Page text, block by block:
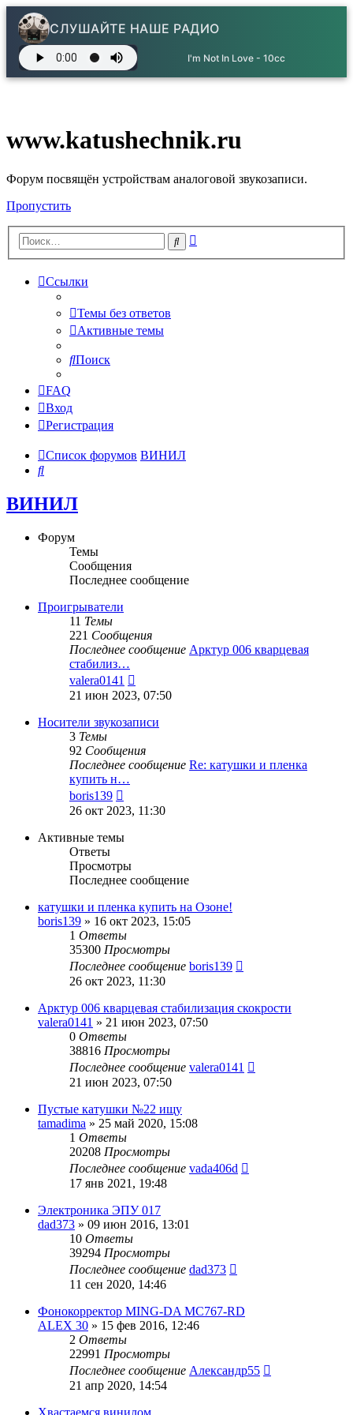
СЛУШАЙТЕ НАШЕ РАДИО
I'm Not In Love - 10cc
www.katushechnik.ru
Форум посвящён устройствам аналоговой звукозаписи.
Пропустить
Поиск
Ссылки
Темы без ответов
Активные темы
Поиск
FAQ
Вход
Регистрация
Список форумов ВИНИЛ
Поиск
ВИНИЛ
Форум
Темы
Сообщения
Последнее сообщение
Проигрыватели
11 Темы
221 Сообщения
Последнее сообщение Арктур 006 кварцевая
стабилиз…
valera0141
к
последнему
сообщению
21 июн 2023, 07:50
Носители звукозаписи
3 Темы
92 Сообщения
Последнее сообщение Re: катушки и пленка
купить н…
boris139
к
последнему
сообщению
26 окт 2023, 11:30
Активные темы
Ответы
Просмотры
Последнее сообщение
катушки и пленка купить на Озоне!
boris139 » 16 окт 2023, 15:05
1 Ответы
35300 Просмотры
Последнее сообщение boris139
26 окт 2023, 11:30
Арктур 006 кварцевая стабилизация скокрости
valera0141 » 21 июн 2023, 07:50
0 Ответы
38816 Просмотры
Последнее сообщение valera0141
21 июн 2023, 07:50
Пустые катушки №22 ищу
tamadima » 25 май 2020, 15:08
1 Ответы
20208 Просмотры
Последнее сообщение vada406d
17 янв 2021, 19:48
Электроника ЭПУ 017
dad373 » 09 июн 2016, 13:01
10 Ответы
39294 Просмотры
Последнее сообщение dad373
11 сен 2020, 14:46
Фонокорректор MING-DA MC767-RD
ALEX 30 » 15 фев 2016, 12:46
2 Ответы
22991 Просмотры
Последнее сообщение Александр55
21 апр 2020, 14:54